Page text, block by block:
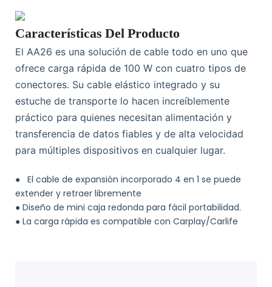
Características Del Producto
El AA26 es una solución de cable todo en uno que
ofrece carga rápida de 100 W con cuatro tipos de
conectores. Su cable elástico integrado y su
estuche de transporte lo hacen increíblemente
práctico para quienes necesitan alimentación y
transferencia de datos fiables y de alta velocidad
para múltiples dispositivos en cualquier lugar.
● El cable de expansión incorporado 4 en 1 se puede
extender y retraer libremente
● Diseño de mini caja redonda para fácil portabilidad.
● La carga rápida es compatible con Carplay/Carlife